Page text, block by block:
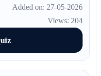
Added on: 27-05-2026
Views: 204